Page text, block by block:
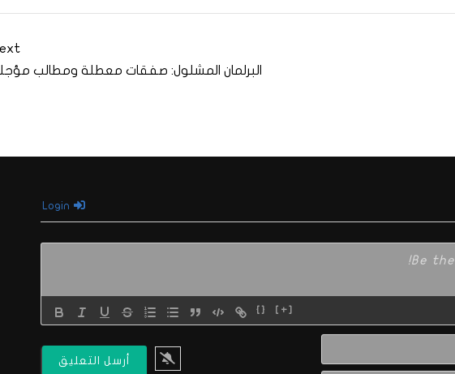
البرلمان المشلول: صفقات معطلة ومطالب
{} [+]